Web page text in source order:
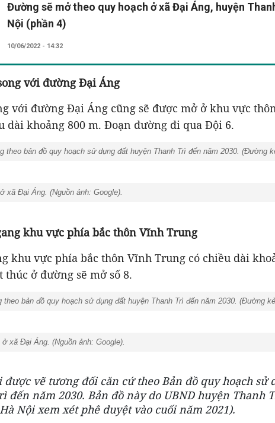
Đường sẽ mở theo quy hoạch ở xã Đại Áng, huyện
Nội (phần 4)
10/06/2022 - 14:32
với đường Đại Áng
với đường Đại Áng cũng sẽ được mở ở khu vực
dài khoảng 800 m. Đoạn đường đi qua Đội 6.
bản đồ quy hoạch sử dụng đất huyện Thanh Trì đến năm 2030. (Đường
xã Đại Áng. (Nguồn ảnh: Google).
khu vực phía bắc thôn Vĩnh Trung
khu vực phía bắc thôn Vĩnh Trung có chiều dài
ở đường sẽ mở số 8.
bản đồ quy hoạch sử dụng đất huyện Thanh Trì đến năm 2030. (Đường
xã Đại Áng. (Nguồn ảnh: Google).
được vẽ tương đối căn cứ theo Bản đồ quy hoạch sử
đến năm 2030. Bản đồ này do UBND huyện Thanh
Nội xem xét phê duyệt vào cuối năm 2021).